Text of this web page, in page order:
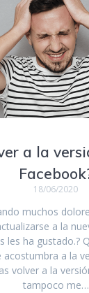
a la
18/06/2020
muchos
a la
les ha gustado.?
acostumbra a la
volver a la
tampoco me…